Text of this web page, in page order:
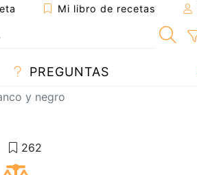
Mi libro de recetas
PREGUNTAS
y negro